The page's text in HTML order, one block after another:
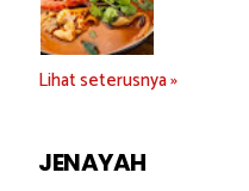
Lihat seterusnya »
JENAYAH